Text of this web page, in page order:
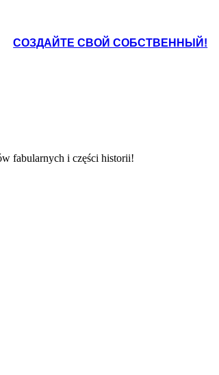
СОЗДАЙТЕ СВОЙ СОБСТВЕННЫЙ!
fabularnych i części historii!